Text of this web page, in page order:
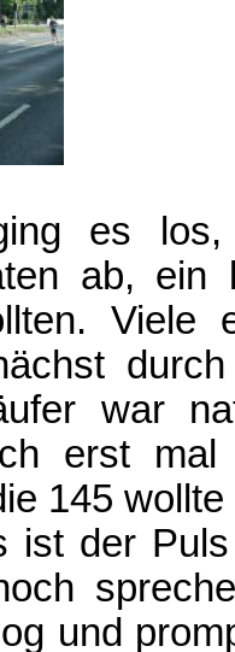
es los,
ab, ein
Viele
war
erst
145
ist der
und